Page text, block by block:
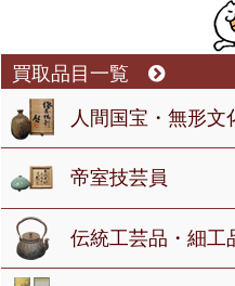
買取品目一覧
人間国宝・無形文
帝室技芸員
伝統工芸品・細工